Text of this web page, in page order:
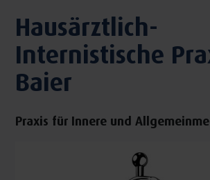
Hausärztlich-
Internistische
Baier
Praxis für Innere und